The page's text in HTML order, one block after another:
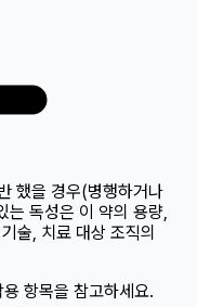
했을 경우(병행하거나
독성은 이 약의 용량,
술, 치료 대상 조직의
항목을 참고하세요.